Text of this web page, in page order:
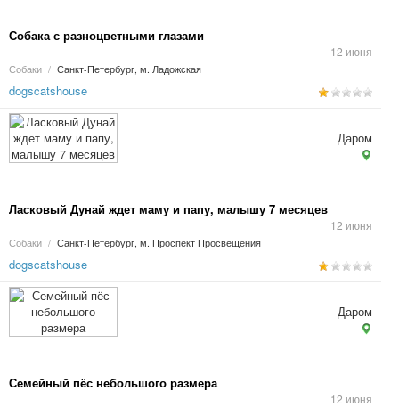
Собака с разноцветными глазами
12 июня
Собаки / Санкт-Петербург, м. Ладожская
dogscatshouse
Ласковый Дунай ждет маму и папу, малышу 7 месяцев
12 июня
Собаки / Санкт-Петербург, м. Проспект Просвещения
Даром
dogscatshouse
Семейный пёс небольшого размера
12 июня
Даром